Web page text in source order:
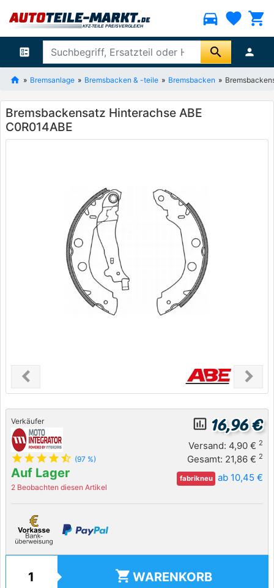
directions_car favorite shopping_cart
ballot search person
Bremsanlage Bremsbacken & -teile Bremsbacken
Bremsbackensatz Hinterachse ABE
C0R014ABE
chevron_leftPrevious chevron_right
Next
Verkäufer
star star star star star_half (97 %)
Auf Lager
2 Beobachten diesen Artikel
insert_chart_outlined 16,96 €
Versand: 4,90 € 2
Gesamt: 21,86 € 2
fabrikneu ab 10,45 €
shopping_cart WARENKORB